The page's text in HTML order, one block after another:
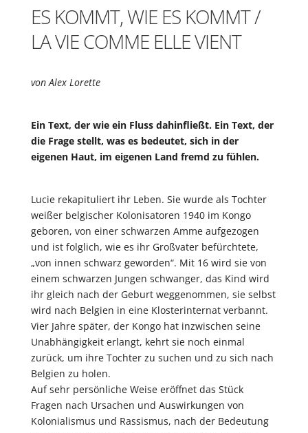
ES KOMMT, WIE ES KOMMT /
LA VIE COMME ELLE VIENT
von Alex Lorette
Ein Text, der wie ein Fluss dahinfließt. Ein Text, der
die Frage stellt, was es bedeutet, sich in der
eigenen Haut, im eigenen Land fremd zu fühlen.
Lucie rekapituliert ihr Leben. Sie wurde als Tochter
weißer belgischer Kolonisatoren 1940 im Kongo
geboren, von einer schwarzen Amme aufgezogen
und ist folglich, wie es ihr Großvater befürchtete,
„von innen schwarz geworden“. Mit 16 wird sie von
einem schwarzen Jungen schwanger, das Kind wird
ihr gleich nach der Geburt weggenommen, sie selbst
wird nach Belgien in eine Klosterinternat verbannt.
Vier Jahre später, der Kongo hat inzwischen seine
Unabhängigkeit erlangt, kehrt sie noch einmal
zurück, um ihre Tochter zu suchen und zu sich nach
Belgien zu holen.
Auf sehr persönliche Weise eröffnet das Stück
Fragen nach Ursachen und Auswirkungen von
Kolonialismus und Rassismus, nach der Bedeutung